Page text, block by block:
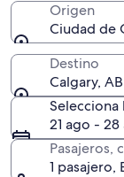
Origen
Ciudad de
Destino
Calgary,
Selecciona
21 ago - 28
Pasajeros,
1 pasajero,